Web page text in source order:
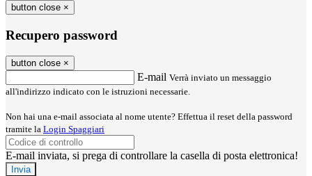
button close ×
Recupero password
button close ×
E-mail Verrà inviato un messaggio
all'indirizzo indicato con le istruzioni necessarie.
Non hai una e-mail associata al nome utente? Effettua il reset della password
tramite la Login Spaggiari
E-mail inviata, si prega di controllare la casella di posta elettronica!